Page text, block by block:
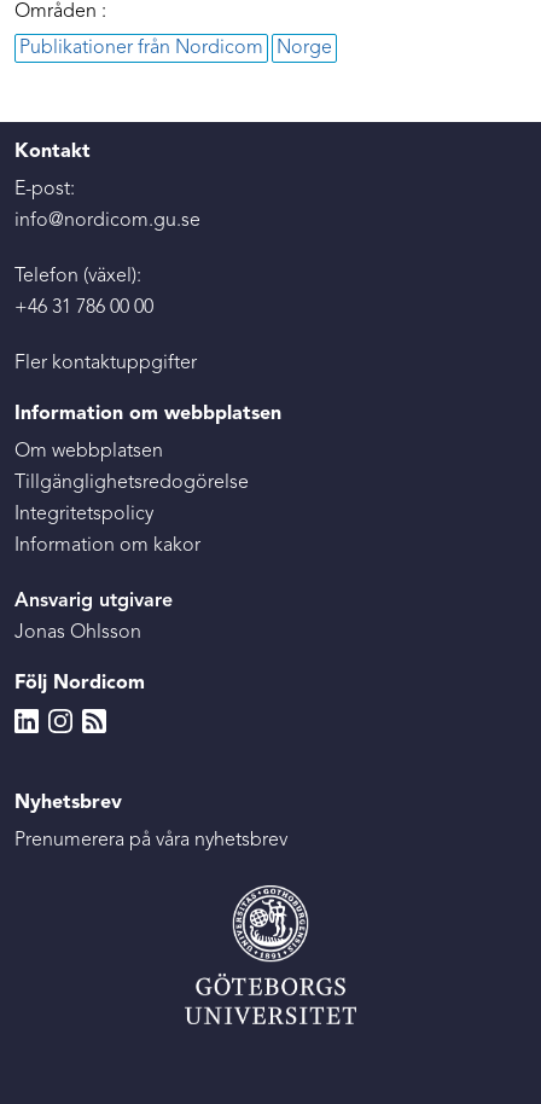
Områden :
Publikationer från Nordicom
Norge
Kontakt
E-post:
info@nordicom.gu.se
Telefon (växel):
+46 31 786 00 00
Fler kontaktuppgifter
Information om webbplatsen
Om webbplatsen
Tillgänglighetsredogörelse
Integritetspolicy
Information om kakor
Ansvarig utgivare
Jonas Ohlsson
Följ Nordicom
Nyhetsbrev
Prenumerera på våra nyhetsbrev